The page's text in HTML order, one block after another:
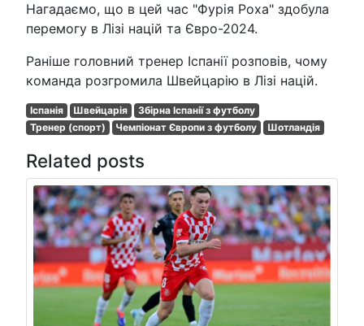
Нагадаємо, що в цей час "Фурія Роха" здобула
перемогу в Лізі націй та Євро-2024.
Раніше головний тренер Іспанії розповів, чому
команда розгромила Швейцарію в Лізі націй.
Іспанія Швейцарія
Збірна Іспанії з футболу
Тренер (спорт)
Чемпіонат Європи з футболу Шотландія
Related posts